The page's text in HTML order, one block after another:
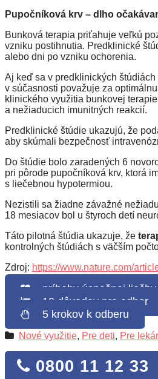
Pupočníková krv – dlho
Bunková terapia priťahuje veľkú
vzniku postihnutia. Predklinické
alebo dni po vzniku ochorenia.
Aj keď sa v predklinických
v súčasnosti považuje za
klinického využitia bunkovej
a nežiaducich imunitných reakcií.
Predklinické štúdie ukazujú, že
aby skúmali bezpečnosť
Do štúdie bolo zaradených 6
pri pôrode pupočníková krv, ktorá
s liečebnou hypotermiou.
Nezistili sa žiadne závažné
18 mesiacov bol u štyroch detí
Táto pilotná štúdia ukazuje, že
kontrolných štúdiách s väčším
Zdroj: https://www.nature.com/
príbehy úspešnej liečby
10 dôvodov pre odber
5 krokov k odberu
Nové využitie, Pre deti, Pre
0800 11 12 33